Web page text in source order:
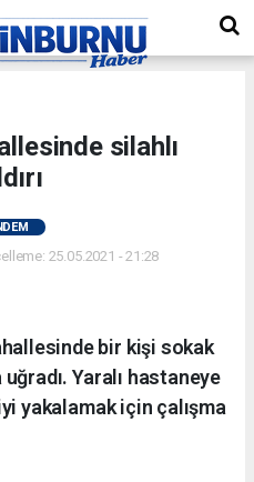
silahlı
25.05.2021 - 21:28
bir kişi sokak
Yaralı hastaneye
yakalamak için çalışma